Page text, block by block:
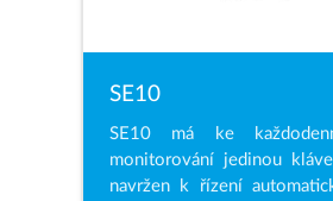
SE10
SE10 má ke
monitorování jedinou
navržen k řízení